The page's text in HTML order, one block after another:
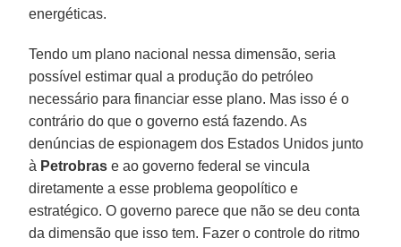
energéticas.
Tendo um plano nacional nessa dimensão, seria
possível estimar qual a produção do petróleo
necessário para financiar esse plano. Mas isso é o
contrário do que o governo está fazendo. As
denúncias de espionagem dos Estados Unidos junto
à Petrobras e ao governo federal se vincula
diretamente a esse problema geopolítico e
estratégico. O governo parece que não se deu conta
da dimensão que isso tem. Fazer o controle do ritmo